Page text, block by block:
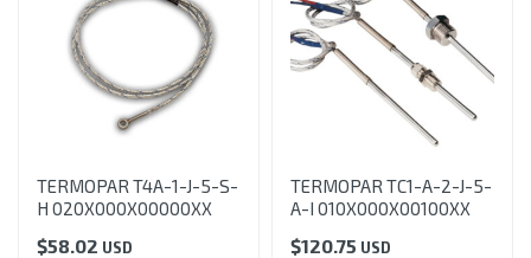
TERMOPAR T4A-1-J-5-S-
H 020X000X00000XX
$58.02 USD
TERMOPAR TC1-A-2-J-5-
A-I 010X000X00100XX
$120.75 USD